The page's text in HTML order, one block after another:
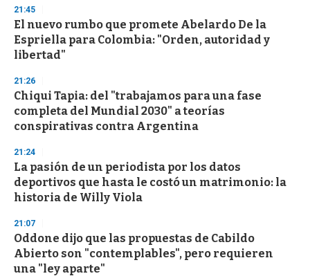
d
s
21:45
El nuevo rumbo que promete Abelardo De la
Espriella para Colombia: "Orden, autoridad y
libertad"
21:26
Chiqui Tapia: del "trabajamos para una fase
completa del Mundial 2030" a teorías
conspirativas contra Argentina
21:24
La pasión de un periodista por los datos
deportivos que hasta le costó un matrimonio: la
historia de Willy Viola
21:07
Oddone dijo que las propuestas de Cabildo
Abierto son "contemplables", pero requieren
una "ley aparte"